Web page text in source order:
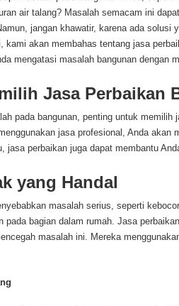
air talang? Masalah semacam ini
jangan khawatir, karena ada solusi
kami akan membahas tentang jasa
mengatasi masalah bangunan dengan
Jasa Perbaikan
pada bangunan, penting untuk memilih
jasa profesional, Anda akan
jasa perbaikan juga dapat membantu
yang Handal
masalah serius, seperti
pada bagian dalam rumah. Jasa
masalah ini. Mereka